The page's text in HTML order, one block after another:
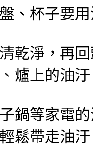
、杯子要
乾淨，再
爐上的油
鍋等家電
鬆帶走油